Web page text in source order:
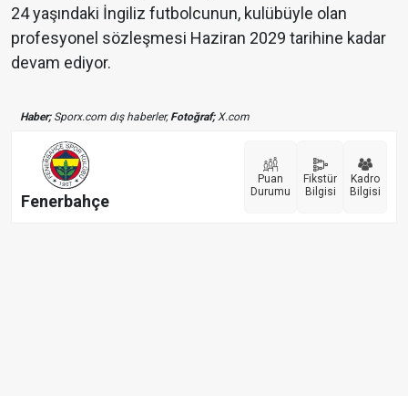
24 yaşındaki İngiliz futbolcunun, kulübüyle olan
profesyonel sözleşmesi Haziran 2029 tarihine kadar
devam ediyor.
Haber;Sporx.com dış haberler,Fotoğraf;X.com
Fenerbahçe
Puan
Durumu
Fikstür
Bilgisi
Kadro
Bilgisi